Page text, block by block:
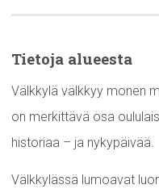
Tietoja alueesta
Välkkylä välkkyy monen
on merkittävä osa
historiaa – ja nykypäivää.
Välkkylässä lumoavat